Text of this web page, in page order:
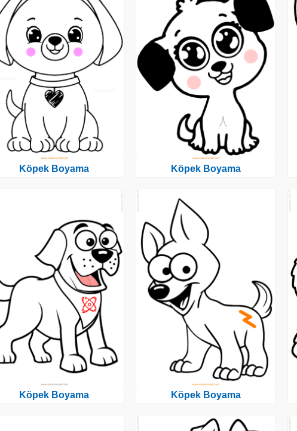
Köpek Boyama
Köpek Boyama
Köpek Boyama
Köpek Boyama